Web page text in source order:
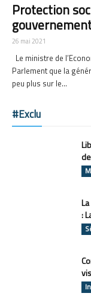
Protection
26 mai 2021
Le ministre de
Parlement que la
peu plus sur le...
#Exclu
: